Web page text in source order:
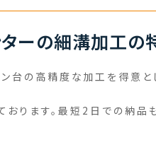
ーの細溝加工の
台の高精度な加工を得意
ります。最短2日での納品